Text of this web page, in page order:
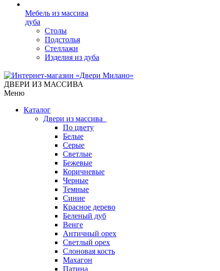
Мебель из массива
дуба
Столы
Подстолья
Стеллажи
Изделия из дуба
ДВЕРИ ИЗ МАССИВА
Меню
Каталог
Двери из массива
По цвету
Белые
Серые
Светлые
Бежевые
Коричневые
Черные
Темные
Синие
Красное дерево
Беленый дуб
Венге
Античный орех
Светлый орех
Слоновая кость
Махагон
Патина